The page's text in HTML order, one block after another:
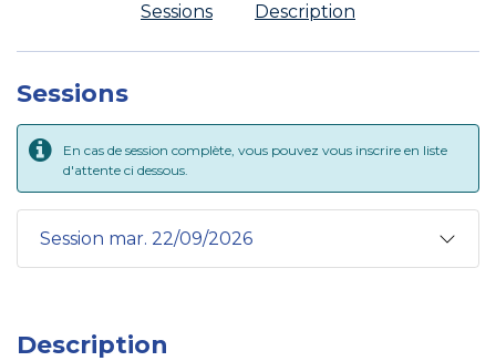
Sessions Description
Sessions
En cas de session complète, vous pouvez vous inscrire en liste
d'attente ci dessous.
Session mar. 22/09/2026
Description